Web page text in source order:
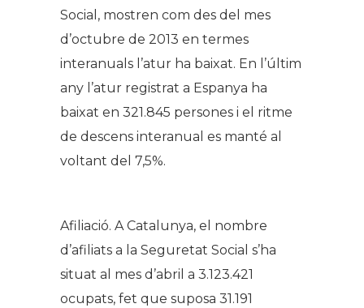
Social, mostren com des del mes
d’octubre de 2013 en termes
interanuals l’atur ha baixat. En l’últim
any l’atur registrat a Espanya ha
baixat en 321.845 persones i el ritme
de descens interanual es manté al
voltant del 7,5%.
Afiliació. A Catalunya, el nombre
d’afiliats a la Seguretat Social s’ha
situat al mes d’abril a 3.123.421
ocupats, fet que suposa 31.191